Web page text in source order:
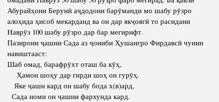
Абурайҳони Берунӣ аҷдодони барӯманди мо шабу рӯзро
алоҳида ҳисоб мекарданд ва он дар якҷоягӣ то расидани
Наврӯз 100 шабу рӯзро дар бар мегирифт.
Пазироии ҷашни Сада аз ҷониби Ҳушангро Фирдавсӣ чунин
навиштааст:
Шаб омад, барафрӯхт оташ ба кӯҳ,
Ҳамон шоҳу дар гирди шоҳ он гурӯҳ.
Яке ҷашн кард он шабу бода х(в)ард,
Сада номи он ҷашни фархунда кард.